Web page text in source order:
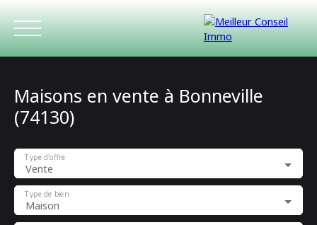
ACCUEIL
Maisons en vente à Bonneville
(74130)
Vente
Type d'offre
Maison
Type de bien